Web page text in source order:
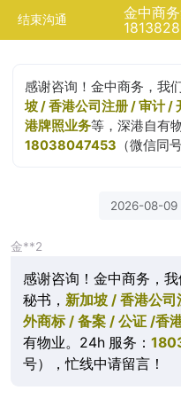
结束沟通
金中商
感谢咨询！金中商务，我
坡 / 香港公司注册 / 审计 /
港牌照业务等，深港自有
18038047453 （微信同
2026-08-09
金**2
感谢咨询！金中商务，
秘书， 新加坡 / 香港公
外商标 / 备案 / 公证 /香
有物业。24h 服务：
号），忙线中请留言！